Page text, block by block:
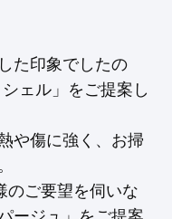
た印象でしたの
ェル」をご提案し
や傷に強く、お掃
のご要望を伺いな